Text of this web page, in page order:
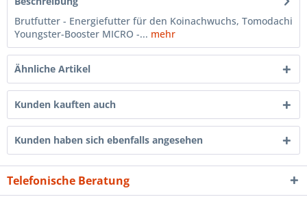
Brutfutter - Energiefutter für den Koinachwuchs, Tomodachi
Youngster-Booster MICRO -... mehr
Ähnliche Artikel
Kunden kauften auch
Kunden haben sich ebenfalls angesehen
Telefonische Beratung